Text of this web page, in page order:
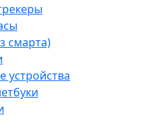
смарта)
устройства